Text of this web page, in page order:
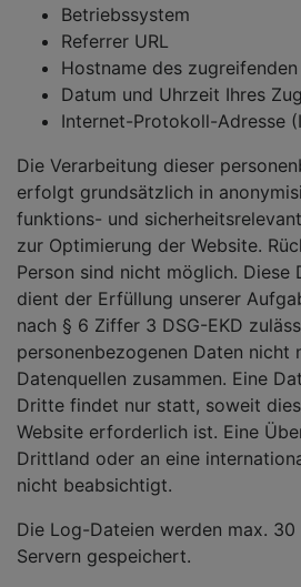
Betriebssystem
Referrer URL
Hostname des zugreifenden
Datum und Uhrzeit Ihres
Internet-Protokoll-Adresse
Die Verarbeitung dieser
erfolgt grundsätzlich in
funktions- und
zur Optimierung der Website.
Person sind nicht möglich. Diese
dient der Erfüllung unserer
nach § 6 Ziffer 3 DSG-EKD
personenbezogenen Daten nicht
Datenquellen zusammen. Eine
Dritte findet nur statt, soweit
Website erforderlich ist. Eine
Drittland oder an eine
nicht beabsichtigt.
Die Log-Dateien werden max. 30
Servern gespeichert.